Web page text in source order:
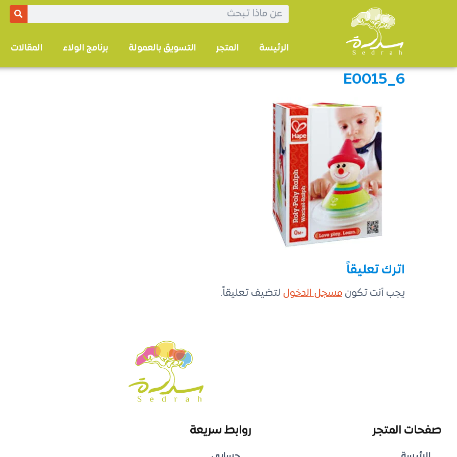
الرئيسة المتجر التسويق بالعمولة برنامج الولاء المقالات
E0015_6
اترك تعليقاً
يجب أنت تكون مسجل الدخول لتضيف تعليقاً.
صفحات المتجر روابط سريعة